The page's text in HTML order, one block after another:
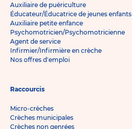
Auxiliaire de puériculture
Éducateur/Éducatrice de jeunes enfants
Auxiliaire petite enfance
Psychomotricien/Psychomotricienne
Agent de service
Infirmier/Infirmière en crèche
Nos offres d'emploi
Raccourcis
Micro-crèches
Crèches municipales
Crèches non genrées